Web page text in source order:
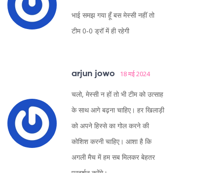
भाई समझ गया हूँ बस मेस्सी नहीं तो
टीम 0‑0 ड्रॉ में ही रहेगी
arjun jowo 18 मई 2024
चलो, मेस्सी न हों तो भी टीम को उत्साह
के साथ आगे बढ़ना चाहिए। हर खिलाड़ी
को अपने हिस्से का गोल करने की
कोशिश करनी चाहिए। आशा है कि
अगली मैच में हम सब मिलकर बेहतर